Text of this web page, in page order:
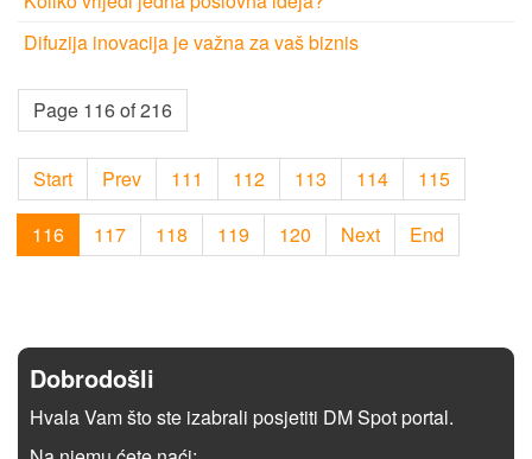
Difuzija inovacija je važna za vaš biznis
Page 116 of 216
Start Prev 111 112 113 114 115
116 117 118 119 120 Next End
Dobrodošli
Hvala Vam što ste izabrali posjetiti DM Spot portal.